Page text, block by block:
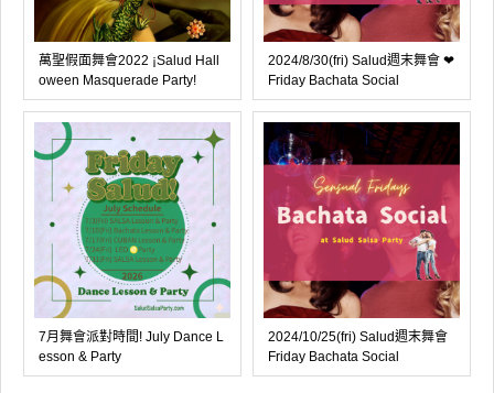
萬聖假面舞會2022 ¡Salud Hall
oween Masquerade Party!
2024/8/30(fri) Salud週末舞會 ❤
Friday Bachata Social
7月舞會派對時間! July Dance L
esson & Party
2024/10/25(fri) Salud週末舞會
Friday Bachata Social